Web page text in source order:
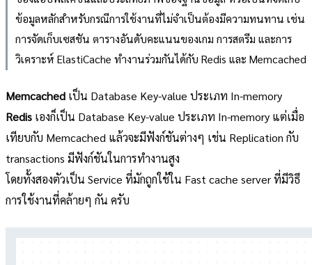
ข้อมูลหลักสำหรับกรณีการใช้งานที่ไม่จำเป็นต้องมีความทนทาน เช่น
การจัดเก็บเซสชัน ตารางอันดับคะแนนของเกม การสตรีม และการ
วิเคราะห์ ElastiCache ทำงานร่วมกันได้กับ Redis และ Memcached
Memcached เป็น Database Key-value ประเภท In-memory
Redis เองก็เป็น Database Key-value ประเภท In-memory แต่เมื่อ
เทียบกับ Memcached แล้วจะมีฟังก์ชันต่างๆ เช่น Replication กับ
transactions มีฟังก์ชันในการทำงานสูง
โดยทั้งสองตัวเป็น Service ที่มักถูกใช้ใน Fast cache server ที่มีวิธี
การใช้งานที่คล้ายๆ กัน ครับ